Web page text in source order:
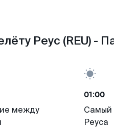
Реус (REU) -
между
01:00
Самый
Реуса